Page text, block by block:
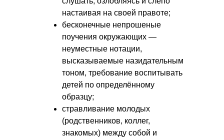
настаивая на своей правоте;
бесконечные непрошеные
поучения окружающих —
неуместные нотации,
высказываемые назидательным
тоном, требование воспитывать
детей по определённому
образцу;
стравливание молодых
(родственников, коллег,
знакомых) между собой и